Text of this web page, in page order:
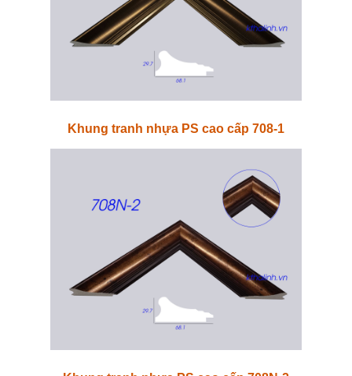
Khung tranh nhựa PS cao cấp 708-1